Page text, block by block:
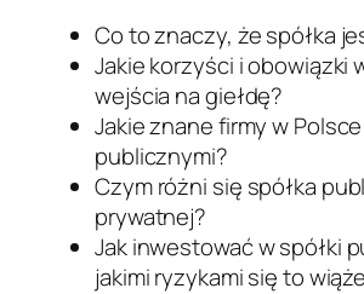
Co to znaczy, że spółka
Jakie korzyści i obowiązki
wejścia na giełdę?
Jakie znane firmy w
publicznymi?
Czym różni się spółka
prywatnej?
Jak inwestować w spółki
jakimi ryzykami się to